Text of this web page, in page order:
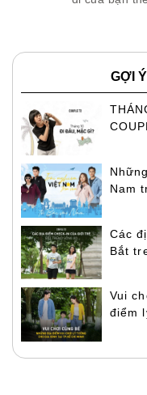
GỢI
Nam
Các
Bắt
Vui
điểm